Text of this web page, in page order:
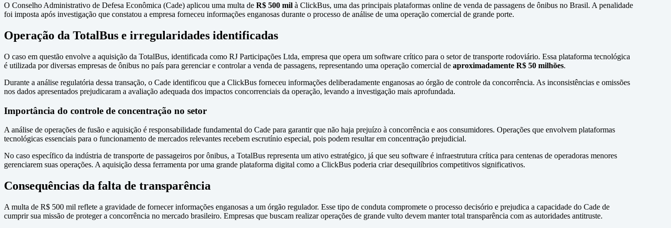
O Conselho Administrativo de Defesa Econômica (Cade) aplicou uma multa de R$ 500 mil à ClickBus, uma das principais plataformas online de venda de passagens de ônibus no Brasil. A penalidade
foi imposta após investigação que constatou a empresa forneceu informações enganosas durante o processo de análise de uma operação comercial de grande porte.
Operação da TotalBus e irregularidades identificadas
O caso em questão envolve a aquisição da TotalBus, identificada como RJ Participações Ltda, empresa que opera um software crítico para o setor de transporte rodoviário. Essa plataforma tecnológica
é utilizada por diversas empresas de ônibus no país para gerenciar e controlar a venda de passagens, representando uma operação comercial de aproximadamente R$ 50 milhões.
Durante a análise regulatória dessa transação, o Cade identificou que a ClickBus forneceu informações deliberadamente enganosas ao órgão de controle da concorrência. As inconsistências e omissões
nos dados apresentados prejudicaram a avaliação adequada dos impactos concorrenciais da operação, levando a investigação mais aprofundada.
Importância do controle de concentração no setor
A análise de operações de fusão e aquisição é responsabilidade fundamental do Cade para garantir que não haja prejuízo à concorrência e aos consumidores. Operações que envolvem plataformas
tecnológicas essenciais para o funcionamento de mercados relevantes recebem escrutínio especial, pois podem resultar em concentração prejudicial.
No caso específico da indústria de transporte de passageiros por ônibus, a TotalBus representa um ativo estratégico, já que seu software é infraestrutura crítica para centenas de operadoras menores
gerenciarem suas operações. A aquisição dessa ferramenta por uma grande plataforma digital como a ClickBus poderia criar desequilíbrios competitivos significativos.
Consequências da falta de transparência
A multa de R$ 500 mil reflete a gravidade de fornecer informações enganosas a um órgão regulador. Esse tipo de conduta compromete o processo decisório e prejudica a capacidade do Cade de
cumprir sua missão de proteger a concorrência no mercado brasileiro. Empresas que buscam realizar operações de grande vulto devem manter total transparência com as autoridades antitruste.